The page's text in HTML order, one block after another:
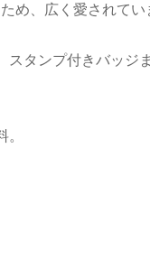
め、広く愛されてい
タンプ付きバッジ